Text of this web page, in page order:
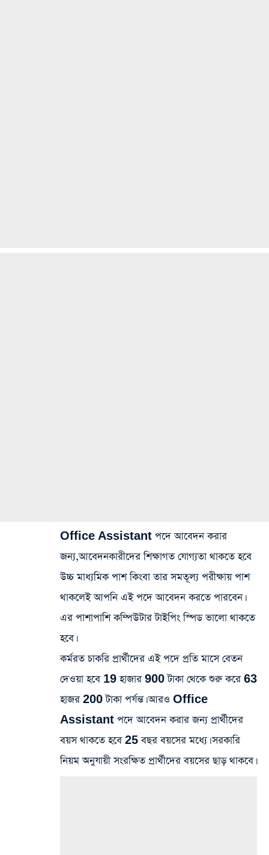
Office Assistant পদে আবেদন করার
জন্য,আবেদনকারীদের শিক্ষাগত যোগ্যতা থাকতে হবে
উচ্চ মাধ্যমিক পাশ কিংবা তার সমতূল্য পরীক্ষায় পাশ
থাকলেই আপনি এই পদে আবেদন করতে পারবেন।
এর পাশাপাশি কম্পিউটার টাইপিং স্পিড ভালো থাকতে
হবে।
কর্মরত চাকরি প্রার্থীদের এই পদে প্রতি মাসে বেতন
দেওয়া হবে 19 হাজার 900 টাকা থেকে শুরু করে 63
হাজর 200 টাকা পর্যন্ত। আরও Office
Assistant পদে আবেদন করার জন্য প্রার্থীদের
বয়স থাকতে হবে 25 বছর বয়সের মধ্যে। সরকারি
নিয়ম অনুযায়ী সংরক্ষিত প্রার্থীদের বয়সের ছাড় থাকবে।